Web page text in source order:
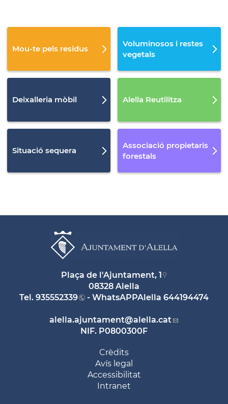
Mou-te pels residus
Voluminosos i restes
vegetals
Deixalleria mòbil Alella Reutilitza
Situació sequera
Associació propietaris
forestals
Plaça de l'Ajuntament, 1
08328 Alella
Tel. 935552339 - WhatsAPPAlella 644194474
alella.ajuntament@alella.cat
NIF. P0800300F
Crèdits
Avís legal
Accessibilitat
Intranet